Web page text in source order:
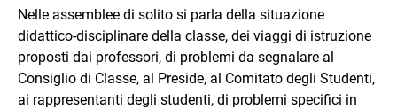
Nelle assemblee di solito si parla della situazione
didattico-disciplinare della classe, dei viaggi di istruzione
proposti dai professori, di problemi da segnalare al
Consiglio di Classe, al Preside, al Comitato degli Studenti,
ai rappresentanti degli studenti, di problemi specifici in